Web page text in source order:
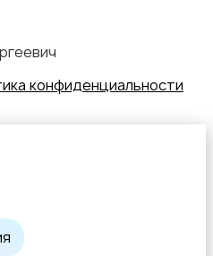
конфиденциальности